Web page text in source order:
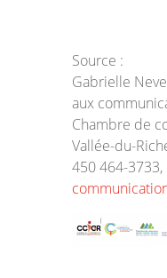
Source :
Gabrielle
aux
Chambre de
Vallée-du-
450 464-